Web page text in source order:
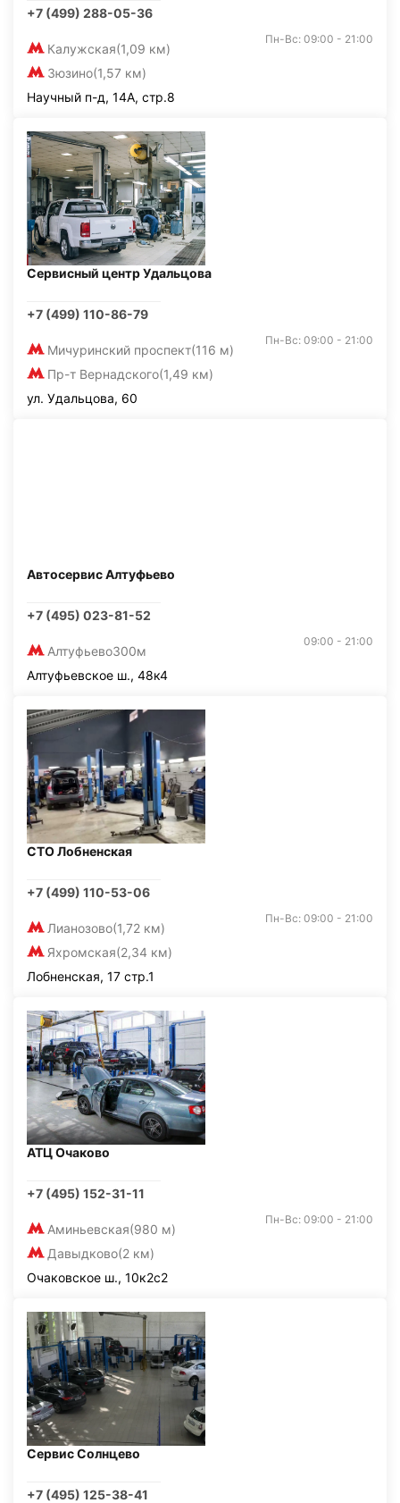
+7 (499) 288-05-36
Калужская(1,09 км)
Зюзино(1,57 км)
Пн-Вс: 09:00 - 21:00
Научный п-д, 14А, стр.8
Сервисный центр Удальцова
+7 (499) 110-86-79
Мичуринский проспект(116 м)
Пр-т Вернадского(1,49 км)
Пн-Вс: 09:00 - 21:00
ул. Удальцова, 60
Автосервис Алтуфьево
+7 (495) 023-81-52
Алтуфьево300м
09:00 - 21:00
Алтуфьевское ш., 48к4
СТО Лобненская
+7 (499) 110-53-06
Лианозово(1,72 км)
Яхромская(2,34 км)
Пн-Вс: 09:00 - 21:00
Лобненская, 17 стр.1
АТЦ Очаково
+7 (495) 152-31-11
Аминьевская(980 м)
Давыдково(2 км)
Пн-Вс: 09:00 - 21:00
Очаковское ш., 10к2с2
Сервис Солнцево
+7 (495) 125-38-41